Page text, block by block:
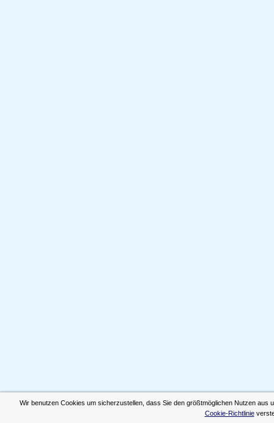
Wir benutzen Cookies um sicherzustellen, dass Sie den größtmöglichen Nutzen
Cookie-Richtlinie